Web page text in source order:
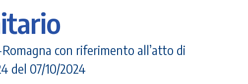
con riferimento all’atto di
del 07/10/2024